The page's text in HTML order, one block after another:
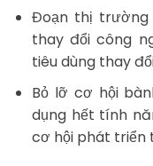
Đoạn thị
thay đổi công
tiêu dùng thay
Bỏ lỡ cơ hội
dụng hết tính
cơ hội phát triển